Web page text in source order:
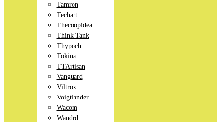
Tamron
Techart
Thecoopidea
Think Tank
Thypoch
Tokina
TTArtisan
Vanguard
Viltrox
Voigtlander
Wacom
Wandrd